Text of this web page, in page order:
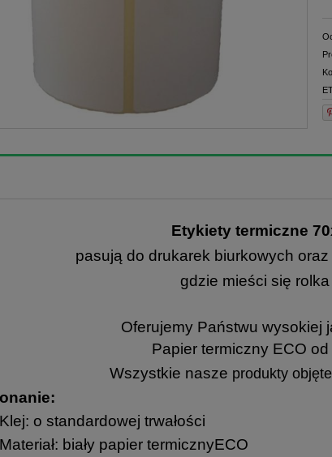
Etykiety termiczne
pasują do drukarek biurkowych oraz
gdzie mieści się
Oferujemy Państwu wysokiej
Papier termiczny ECO od
Wszystkie nasze produkty objęte
Klej: o standardowej trwałości
Materiał: biały papier termicznyECO